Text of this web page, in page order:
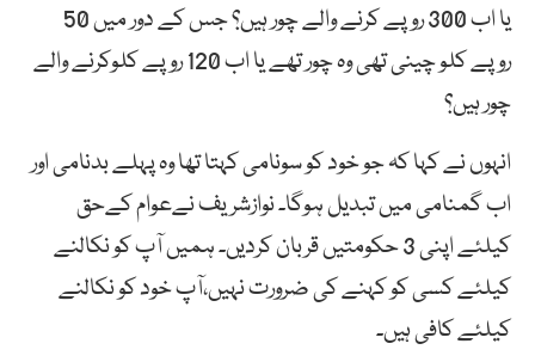
یا اب 300 روپے کرنے والے چور ہیں؟ جس کے دور میں 50
روپے کلو چینی تھی وہ چور تھے یا اب 120 روپے کلوکرنے والے
چور ہیں؟
انہوں نے کہا کہ جو خود کو سونامی کہتا تھا وہ پہلے بدنامی اور
اب گمنامی میں تبدیل ہوگا۔ نوازشریف نےعوام کےحق
کیلئے اپنی 3 حکومتیں قربان کردیں۔ ہمیں آپ کو نکالنے
کیلئے کسی کو کہنے کی ضرورت نہیں،آپ خود کو نکالنے
کیلئے کافی ہیں۔